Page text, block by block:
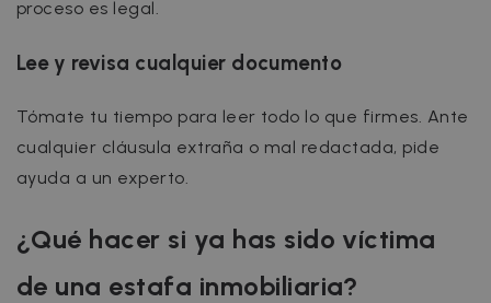
proceso es legal.
Lee y revisa cualquier documento
Tómate tu tiempo para leer todo lo que firmes. Ante
cualquier cláusula extraña o mal redactada, pide
ayuda a un experto.
¿Qué hacer si ya has sido víctima
de una estafa inmobiliaria?